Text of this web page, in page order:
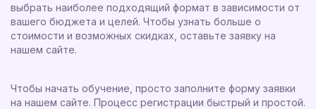
выбрать наиболее подходящий формат в зависимости от
вашего бюджета и целей. Чтобы узнать больше о
стоимости и возможных скидках, оставьте заявку на
нашем сайте.
Чтобы начать обучение, просто заполните форму заявки
на нашем сайте. Процесс регистрации быстрый и простой.